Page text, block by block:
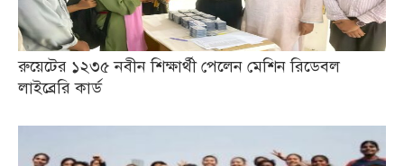
রুয়েটের ১২৩৫ নবীন শিক্ষার্থী পেলেন মেশিন রিডেবল
লাইব্রেরি কার্ড